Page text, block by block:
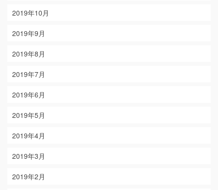
2019年10月
2019年9月
2019年8月
2019年7月
2019年6月
2019年5月
2019年4月
2019年3月
2019年2月